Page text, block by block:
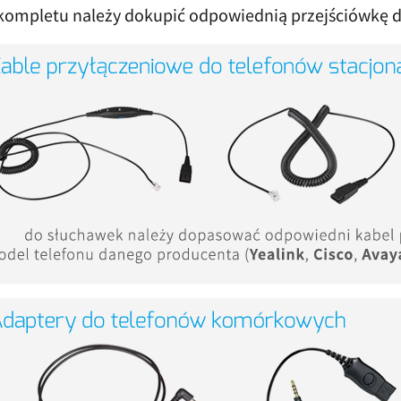
należy dokupić odpowiednią przejściówkę